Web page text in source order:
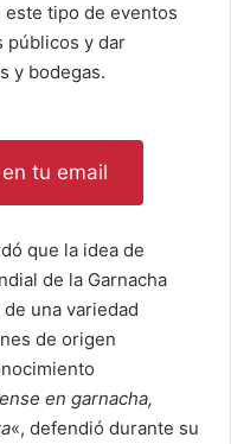
tipo de eventos
públicos y dar
y bodegas.
tu email
que la idea de
de la Garnacha
una variedad
de origen
en garnacha,
«, defendió durante su